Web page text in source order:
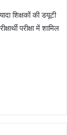
शिक्षकों की डयूटी
परीक्षा में शामिल